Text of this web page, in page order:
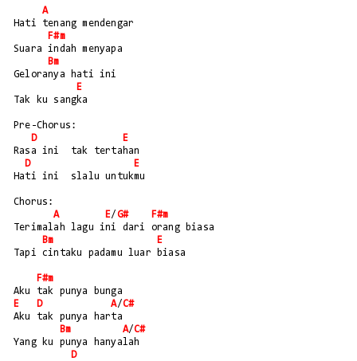
A
Hati tenang mendengar
F#m
Suara indah menyapa
Bm
Geloranya hati ini
E
Tak ku sangka
Pre-Chorus:
D
E
Rasa ini  tak tertahan
D
E
Hati ini  slalu untukmu
Chorus:
A
E/G#
F#m
Terimalah lagu ini dari orang biasa
Bm
E
Tapi cintaku padamu luar biasa
F#m
Aku tak punya bunga
E
D A/C#
Aku tak punya harta
Bm
A/C#
Yang ku punya hanyalah
D